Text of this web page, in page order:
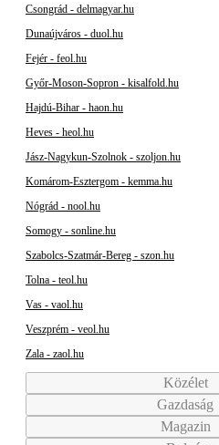
Csongrád - delmagyar.hu
Dunaújváros - duol.hu
Fejér - feol.hu
Győr-Moson-Sopron - kisalfold.hu
Hajdú-Bihar - haon.hu
Heves - heol.hu
Jász-Nagykun-Szolnok - szoljon.hu
Komárom-Esztergom - kemma.hu
Nógrád - nool.hu
Somogy - sonline.hu
Szabolcs-Szatmár-Bereg - szon.hu
Tolna - teol.hu
Vas - vaol.hu
Veszprém - veol.hu
Zala - zaol.hu
Közélet
Gazdaság
Magazin